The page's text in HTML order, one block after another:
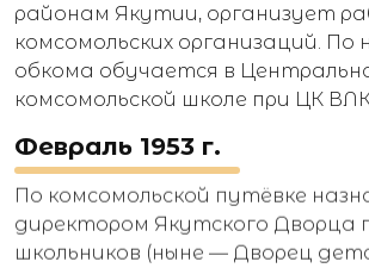
районам Якутии, организует
комсомольских организаций. По
обкома обучается в
комсомольской школе при ЦК
Февраль 1953 г.
По комсомольской путёвке
директором Якутского Дворца
школьников (ныне — Дворец